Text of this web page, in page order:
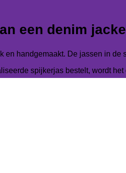
een denim
en handgemaakt. De jassen in de
spijkerjas bestelt, wordt